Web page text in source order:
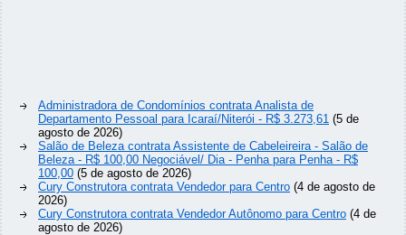
Administradora de Condomínios contrata Analista de
Departamento Pessoal para Icaraí/Niterói - R$ 3.273,61 (5 de
agosto de 2026)
Salão de Beleza contrata Assistente de Cabeleireira - Salão de
Beleza - R$ 100,00 Negociável/ Dia - Penha para Penha - R$
100,00 (5 de agosto de 2026)
Cury Construtora contrata Vendedor para Centro (4 de agosto de
2026)
Cury Construtora contrata Vendedor Autônomo para Centro (4 de
agosto de 2026)